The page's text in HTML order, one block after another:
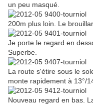
un peu masqué.
200m plus loin. Le
Je porte le regard en
Superbe.
La route s'étire sous le
monte rapidement à 13°/
Nouveau regard en bas.